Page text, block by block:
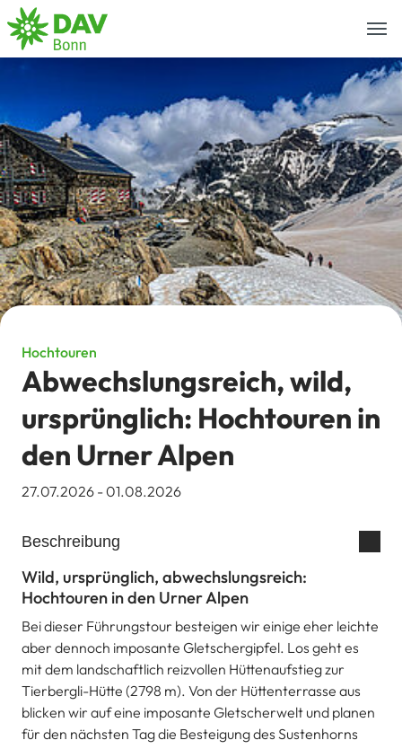
Hochtouren
Abwechslungsreich, wild,
ursprünglich: Hochtouren in
den Urner Alpen
27.07.2026 - 01.08.2026
Beschreibung
Wild, ursprünglich, abwechslungsreich:
Hochtouren in den Urner Alpen
Bei dieser Führungstour besteigen wir einige eher leichte
aber dennoch imposante Gletschergipfel. Los geht es
mit dem landschaftlich reizvollen Hüttenaufstieg zur
Tierbergli-Hütte (2798 m). Von der Hüttenterrasse aus
blicken wir auf eine imposante Gletscherwelt und planen
für den nächsten Tag die Besteigung des Sustenhorns